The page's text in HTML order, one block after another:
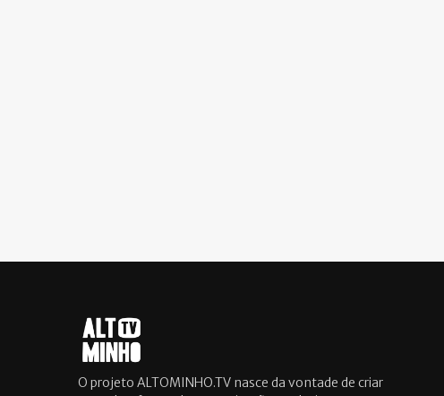
O projeto ALTOMINHO.TV nasce da vontade de criar